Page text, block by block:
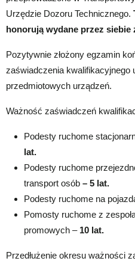
Urzędzie Dozoru Technicznego.
honorują wydane przez
Pozytywnie złożony egzamin
zaświadczenia kwalifikacyjnego
przedmiotowych urządzeń.
Ważność zaświadczeń
Podesty ruchome
lat.
Podesty ruchome
transport osób – 5 lat.
Podesty ruchome na
Pomosty ruchome z
promowych – 10 lat.
Przedłużenie okresu ważności